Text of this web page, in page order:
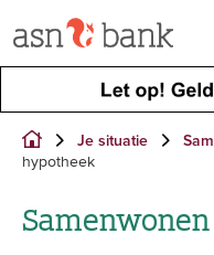
Je situatie
hypotheek